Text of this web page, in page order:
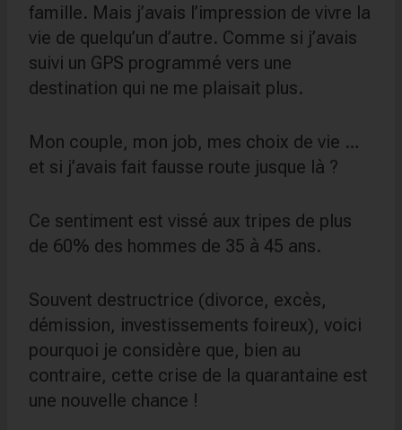
famille. Mais j’avais l’impression de vivre la
vie de quelqu’un d’autre. Comme si j’avais
suivi un GPS programmé vers une
destination qui ne me plaisait plus.
Mon couple, mon job, mes choix de vie …
et si j’avais fait fausse route jusque là ?
Ce sentiment est vissé aux tripes de plus
de 60% des hommes de 35 à 45 ans.
Souvent destructrice (divorce, excès,
démission, investissements foireux), voici
pourquoi je considère que, bien au
contraire, cette crise de la quarantaine est
une nouvelle chance !